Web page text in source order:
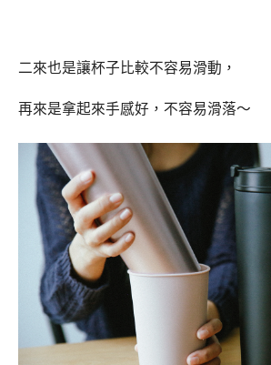
二來也是讓杯子比較不容易滑動，
再來是拿起來手感好，不容易滑落～